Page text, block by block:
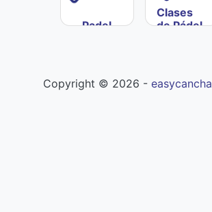
Padel
Clases
de Pádel
Copyright © 2026 - easycancha